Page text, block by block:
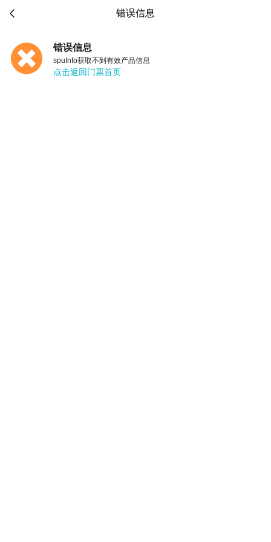
 错误信息
错误信息
spuInfo获取不到有效产品信息
点击返回门票首页